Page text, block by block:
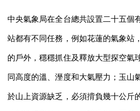
中央氣象局在全台總共設置二十五個
站都有不同任務，例如花蓮的氣象站
的戶外，穩穩抓住及釋放大型探空氣
同高度的溫、溼度和大氣壓力；玉山
於山上資源缺乏，必須揹負幾十公斤